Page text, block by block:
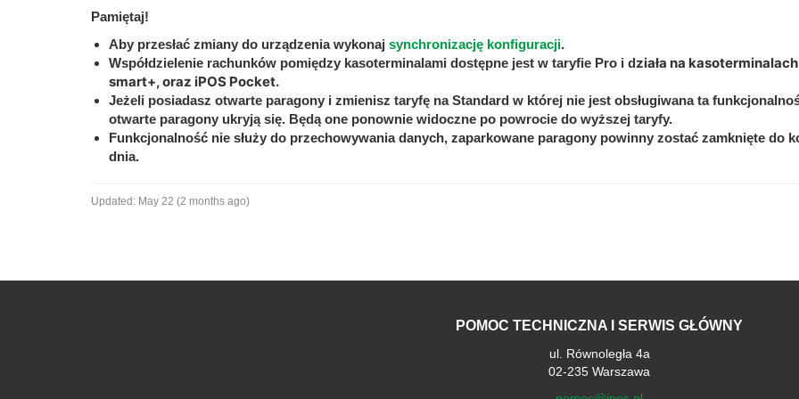
Pamiętaj!
Aby przesłać zmiany do urządzenia wykonaj synchronizację konfiguracji.
Współdzielenie rachunków pomiędzy kasoterminalami dostępne jest w taryfie Pro i działa na
smart+, oraz iPOS Pocket.
Jeżeli posiadasz otwarte paragony i zmienisz taryfę na Standard w której nie jest obsługiwana ta
otwarte paragony ukryją się. Będą one ponownie widoczne po powrocie do wyższej taryfy.
Funkcjonalność nie służy do przechowywania danych, zaparkowane paragony powinny zostać zamknięte do
dnia.
Updated: May 22 (2 months ago)
POMOC TECHNICZNA I SERWIS GŁÓWNY
ul. Równoległa 4a
02-235 Warszawa